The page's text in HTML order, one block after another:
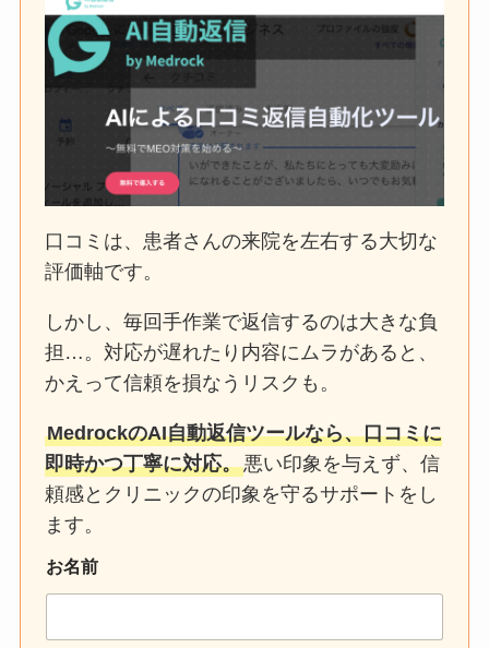
口コミは、患者さんの来院を左右する大切な
評価軸です。
しかし、毎回手作業で返信するのは大きな負
担…。対応が遅れたり内容にムラがあると、
かえって信頼を損なうリスクも。
MedrockのAI自動返信ツールなら、口コミに
即時かつ丁寧に対応。悪い印象を与えず、信
頼感とクリニックの印象を守るサポートをし
ます。
お名前